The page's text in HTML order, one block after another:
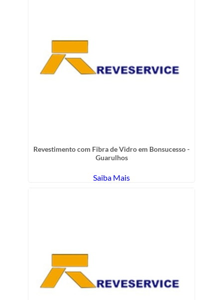
Revestimento com Fibra de Vidro em Bonsucesso -
Guarulhos
Saiba Mais